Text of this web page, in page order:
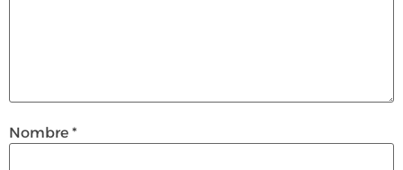
Nombre *